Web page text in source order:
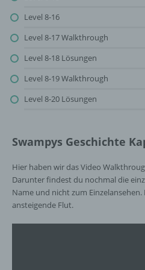
Level 8-16
Level 8-17 Walkthrough
Level 8-18 Lösungen
Level 8-19 Walkthrough
Level 8-20 Lösungen
Swampys Geschichte
Hier haben wir das Video
Darunter findest du nochmal die
Name und nicht zum
ansteigende Flut.
Server dem konkreten
werden können, in dem
Internetseiten und Servern,
Internetbrowsern, die
zu unterscheiden. Ein
kann über die eindeutige
Durch den Einsatz von
bereitstellen, die ohne die
möglich wären.
Mittels eines Cookies
des Benutzers optimiert